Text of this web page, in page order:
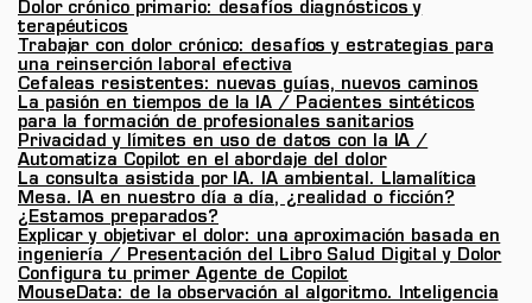
Dolor crónico primario: desafíos diagnósticos y
terapéuticos
Trabajar con dolor crónico: desafíos y estrategias para
una reinserción laboral efectiva
Cefaleas resistentes: nuevas guías, nuevos caminos
La pasión en tiempos de la IA / Pacientes sintéticos
para la formación de profesionales sanitarios
Privacidad y límites en uso de datos con la IA /
Automatiza Copilot en el abordaje del dolor
La consulta asistida por IA. IA ambiental. Llamalítica
Mesa. IA en nuestro día a día, ¿realidad o ficción?
¿Estamos preparados?
Explicar y objetivar el dolor: una aproximación basada en
ingeniería / Presentación del Libro Salud Digital y Dolor
Configura tu primer Agente de Copilot
MouseData: de la observación al algoritmo. Inteligencia